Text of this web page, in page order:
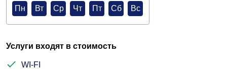
Пн Вт Ср Чт Пт Сб Вс
Услуги входят в стоимость
WI-FI